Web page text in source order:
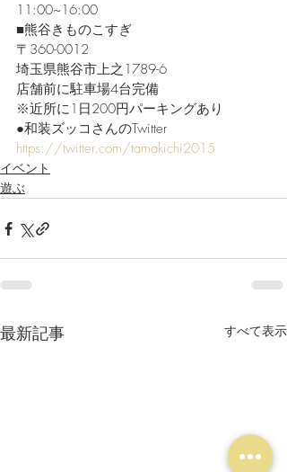
11:00~16:00
■熊谷きものこすぎ
〒360-0012
埼玉県熊谷市上之1789-6
店舗前に駐車場4台完備
※近所に1日200円パーキングあり
●和装ズッコさんのTwitter
https://twitter.com/tamakichi2015
イベント
遊ぶ
最新記事 すべて表示